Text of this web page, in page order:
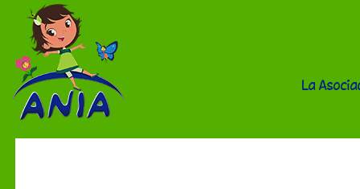
La